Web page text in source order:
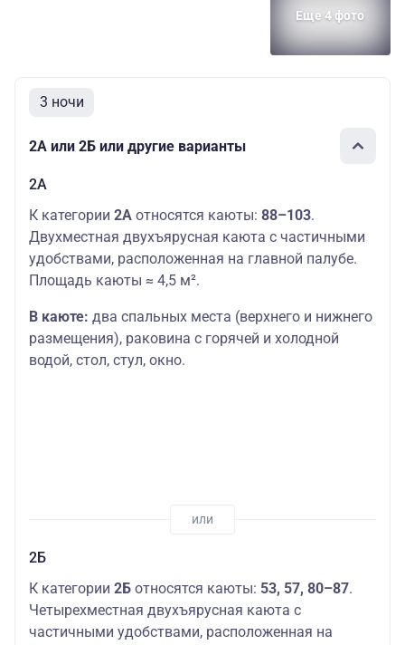
Еще 4 фото
3 ночи
2А или 2Б или другие варианты
2А
К категории 2А относятся каюты: 88–103.
Двухместная двухъярусная каюта с частичными
удобствами, расположенная на главной палубе.
Площадь каюты ≈ 4,5 м².
В каюте: два спальных места (верхнего и нижнего
размещения), раковина с горячей и холодной
водой, стол, стул, окно.
2Б
К категории 2Б относятся каюты: 53, 57, 80–87.
Четырехместная двухъярусная каюта с
частичными удобствами, расположенная на